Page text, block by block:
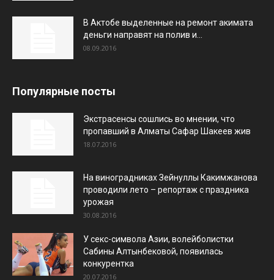
В Актобе выделенные на ремонт акимата
деньги направят на полив и...
08.09.2016
Популярные посты
Экстрасенсы сошлись во мнении, что
пропавший в Алматы Сафар Шакеев жив
18.07.2016
На виноградниках Зейнуллы Какимжанова
проводили лето – репортаж с праздника
урожая
30.08.2016
У секс-символа Азии, волейболистки
Сабины Алтынбековой, появилась
конкурентка
20.07.2016